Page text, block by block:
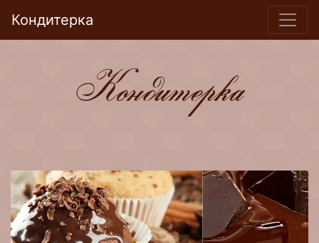
Кондитерка
Кондитерка